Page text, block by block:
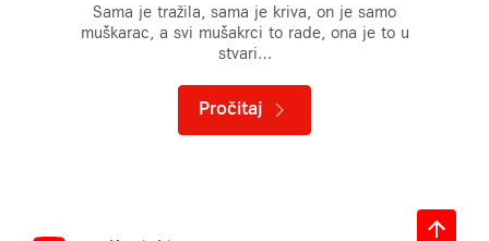
Sama je tražila, sama je kriva, on je samo
muškarac, a svi mušakrci to rade, ona je to u
stvari…
Pročitaj